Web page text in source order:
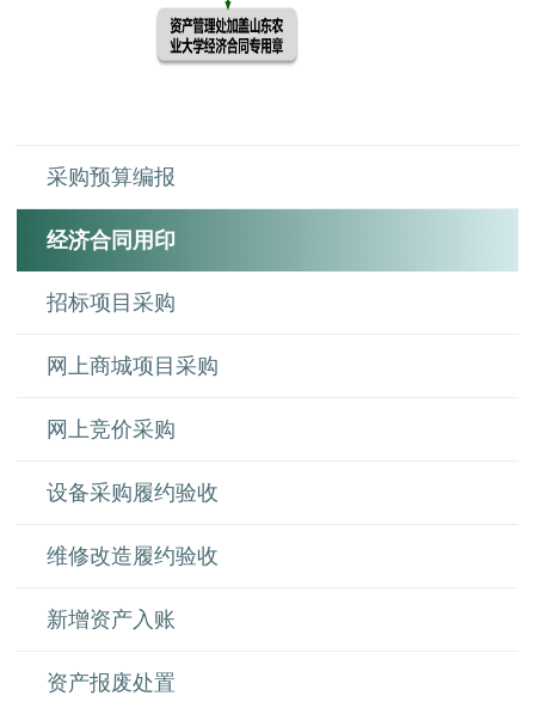
采购预算编报
经济合同用印
招标项目采购
网上商城项目采购
网上竞价采购
设备采购履约验收
维修改造履约验收
新增资产入账
资产报废处置